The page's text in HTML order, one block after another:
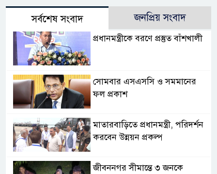
সর্বশেষ সংবাদ জনপ্রিয় সংবাদ
প্রধানমন্ত্রীকে বরণে প্রস্তুত বাঁশখালী
সোমবার এসএসসি ও সমমানের
ফল প্রকাশ
মাতারবাড়িতে প্রধানমন্ত্রী, পরিদর্শন
করবেন উন্নয়ন প্রকল্প
জীবননগর সীমান্তে ৩ জনকে